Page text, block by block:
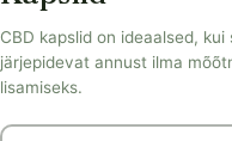
CBD kapslid on ideaalsed,
järjepidevat annust ilma
lisamiseks.